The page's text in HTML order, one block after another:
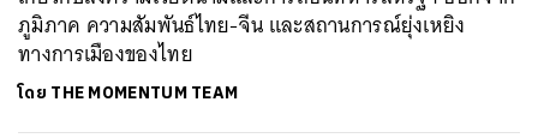
ภูมิภาค ความสัมพันธ์ไทย-จีน และสถานการณ์ยุ่งเหยิง
ทางการเมืองของไทย
โดย THE MOMENTUM TEAM